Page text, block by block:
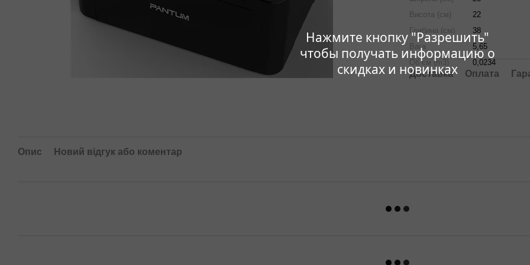
Нажмите кнопку "Разрешить"
чтобы получать информацию о
скидках и новинках
Висота (см)
22
Глибина (см)
38
Вага
5,65
Об`єм (m3)
0,0234
Доставка Оплата
Опис Новий відгук або коментар